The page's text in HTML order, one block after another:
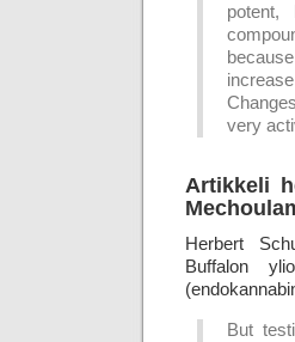
very
Artikkeli
Herbert
Buffalon
But